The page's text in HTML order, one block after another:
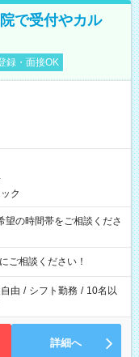
で受付やカル
録・面接OK
ク
の時間帯をご相談くださ
相談ください！
由 / シフト勤務 / 10名以
詳細へ